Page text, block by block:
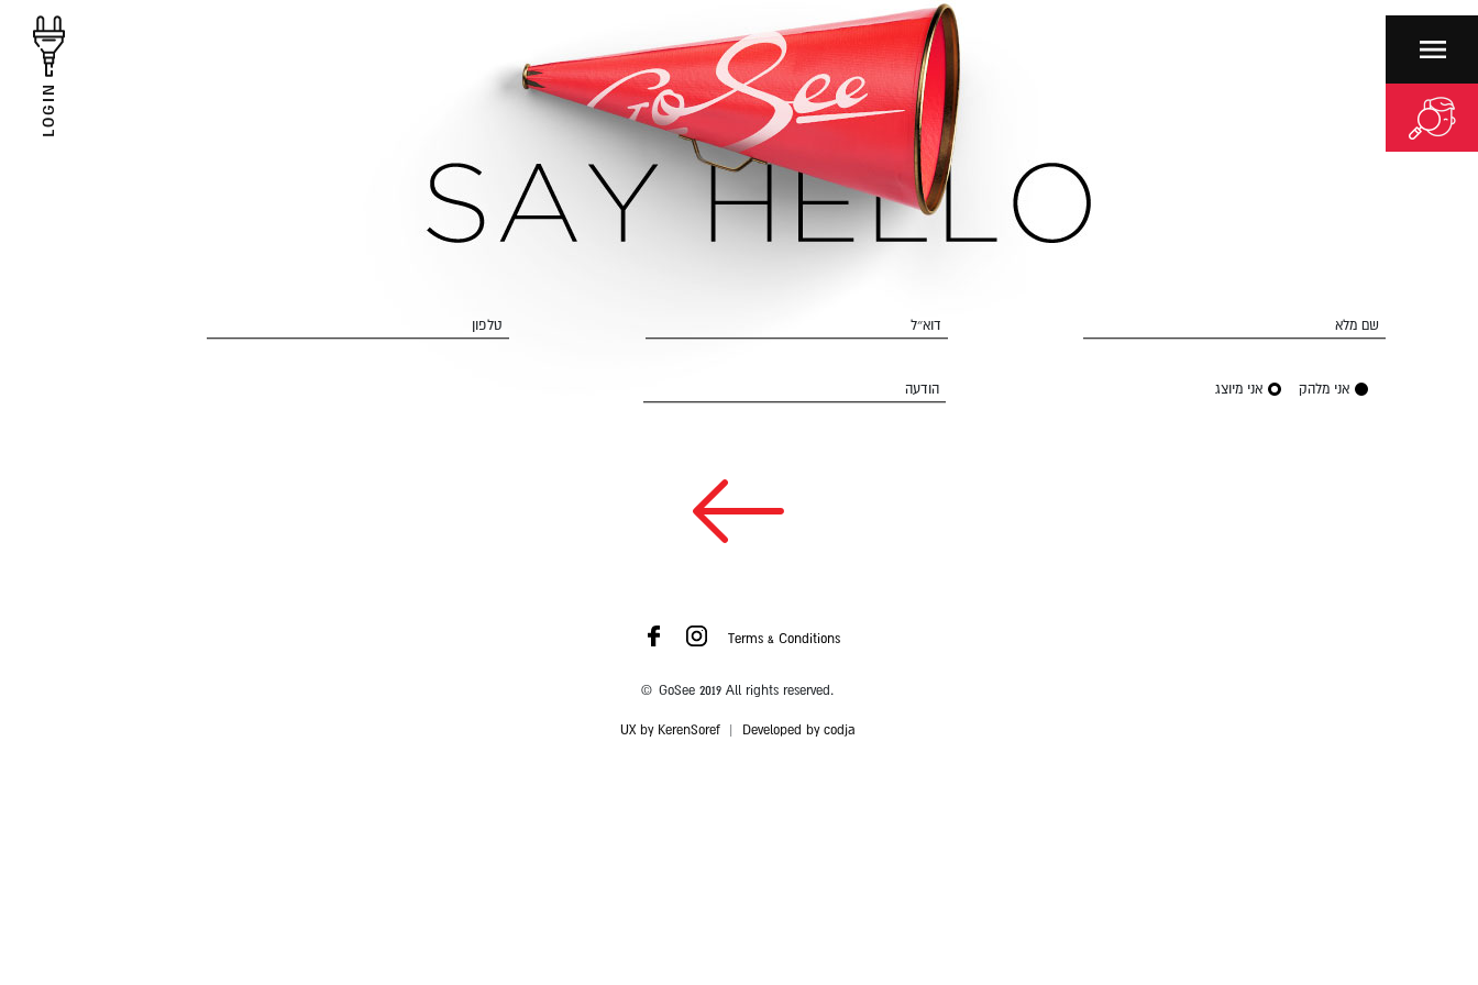
LOGIN
שם מלא דוא״ל טלפון
אני מלהק אני מיוצג הודעה
Terms & Conditions
© GoSee 2019 All rights reserved.
UX by KerenSoref| Developed by codja